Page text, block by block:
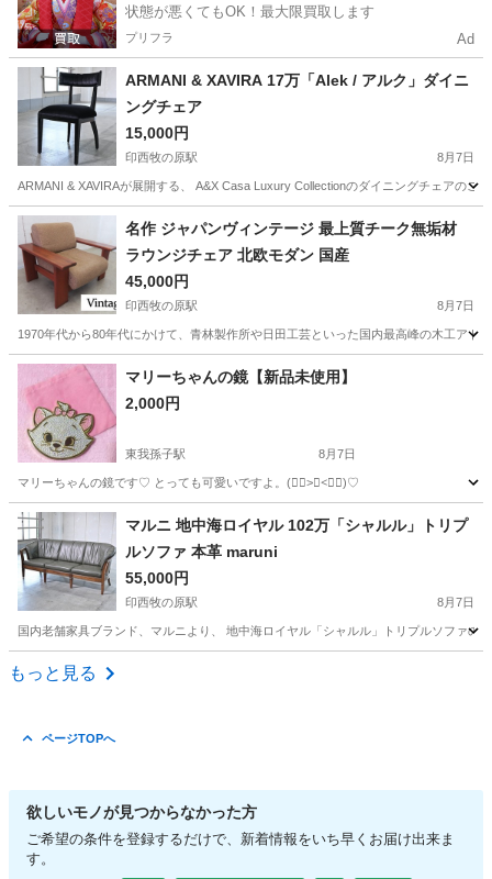
状態が悪くてもOK！最大限買取します
プリフラ Ad
ARMANI & XAVIRA 17万「Alek / アルク」ダイニ
ングチェア
15,000円
印西牧の原駅 8月7日
ARMANI & XAVIRAが展開する、 A&X Casa Luxury Collectionのダイニングチェアの
千葉 印西市 印西牧の原駅 ダイニング
名作 ジャパンヴィンテージ 最上質チーク無垢材
ラウンジチェア 北欧モダン 国産
45,000円
印西牧の原駅 8月7日
1970年代から80年代にかけて、青林製作所や日田工芸といった国内最高峰の木工ア
千葉 印西市 印西牧の原駅 ソファ ジャパンヴィンテージ
マリーちゃんの鏡【新品未使用】
2,000円
東我孫子駅 8月7日
マリーちゃんの鏡です♡ とっても可愛いですよ。(ᯫ᳐>⩊<ᯫ᳐)♡
千葉 我孫子市 東我孫子駅 ミラー/鏡 新品
マルニ 地中海ロイヤル 102万「シャルル」トリプ
ルソファ 本革 maruni
55,000円
印西牧の原駅 8月7日
国内老舗家具ブランド、マルニより、 地中海ロイヤル「シャルル」トリプルソファ
千葉 印西市
もっと見る
ページTOPへ
欲しいモノが見つからなかった方
ご希望の条件を登録するだけで、新着情報をいち早くお届け出来ま
す。